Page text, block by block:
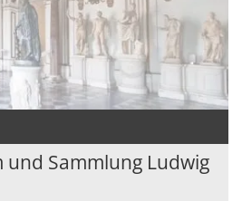
Sammlung Ludwig